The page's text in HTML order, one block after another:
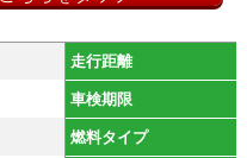
走行距離
車検期限
燃料タイプ